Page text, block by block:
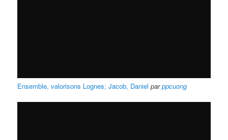
Ensemble, valorisons Lognes; Jacob, Daniel parppcuong